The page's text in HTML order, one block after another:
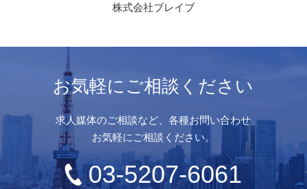
株式会社ブレイブ
お気軽にご相談ください
求人媒体のご相談など、各種お問い合わせ
お気軽にご相談ください。
03-5207-6061